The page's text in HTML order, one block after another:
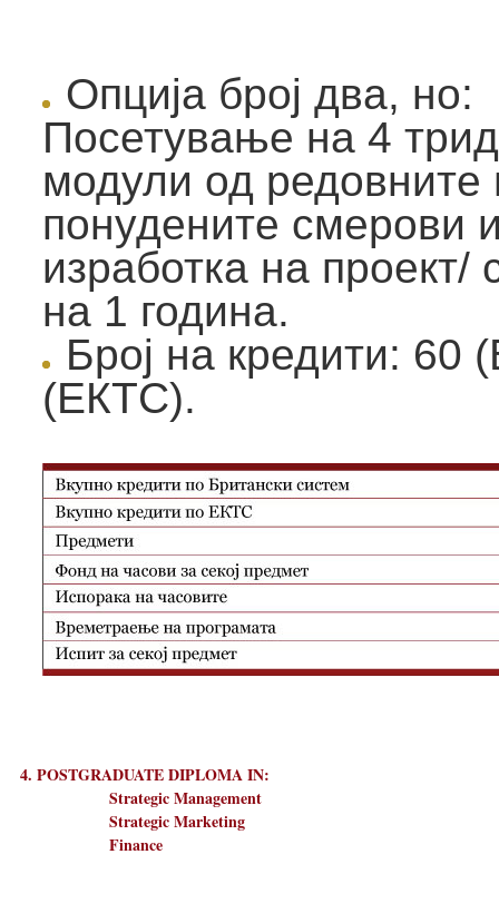
Опција број два, но:
Посетување на 4
модули од
понудените смерови
изработка на проект/
на 1 година.
Број на кредити: 60
(ЕКТС).
4. POSTGRADUATE DIPLOMA IN:
Strategic Management
Strategic Marketing
Finance